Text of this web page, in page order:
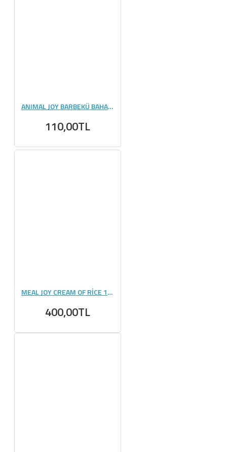
ANIMAL JOY BARBEKÜ BAHARATI 100 GR
110,00TL
MEAL JOY CREAM OF RİCE 1000 GR
400,00TL